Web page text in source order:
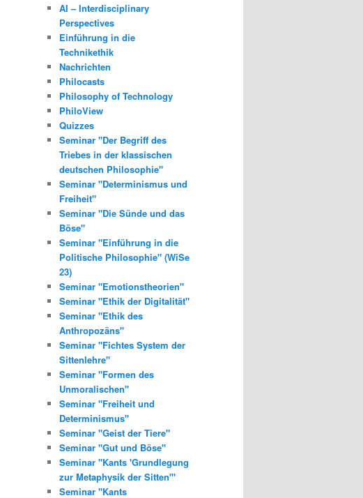
AI – Interdisciplinary
Perspectives
Einführung in die
Technikethik
Nachrichten
Philocasts
Philosophy of Technology
PhiloView
Quizzes
Seminar "Der Begriff des
Triebes in der klassischen
deutschen Philosophie"
Seminar "Determinismus und
Freiheit"
Seminar "Die Sünde und das
Böse"
Seminar "Einführung in die
Politische Philosophie" (WiSe
23)
Seminar "Emotionstheorien"
Seminar "Ethik der Digitalität"
Seminar "Ethik des
Anthropozäns"
Seminar "Fichtes System der
Sittenlehre"
Seminar "Formen des
Unmoralischen"
Seminar "Freiheit und
Determinismus"
Seminar "Geist der Tiere"
Seminar "Gut und Böse"
Seminar "Kants 'Grundlegung
zur Metaphysik der Sitten'"
Seminar "Kants